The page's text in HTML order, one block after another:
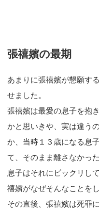
張禧嬪の最期
あまりに張禧嬪が懇願す
せました。
張禧嬪は最愛の息子を抱
かと思いきや、実は違う
か、当時１３歳になる息
て、そのまま離さなかっ
息子はそれにビックリし
禧嬪がなぜそんなことを
その直後、張禧嬪は死罪